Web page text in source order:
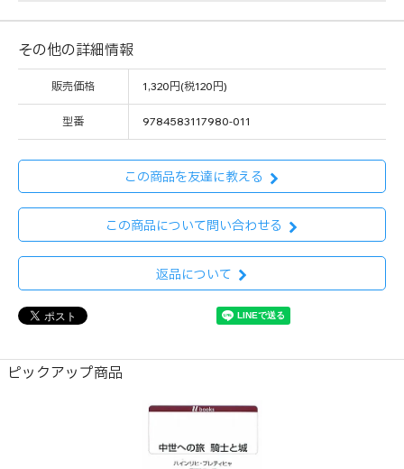
その他の詳細情報
販売価格 1,320円(税120円)
型番 9784583117980-011
この商品を友達に教える
この商品について問い合わせる
返品について
ピックアップ商品